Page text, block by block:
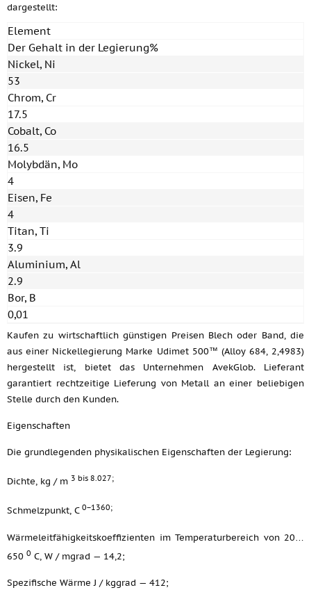
dargestellt:
Element
Der Gehalt in der Legierung%
Nickel, Ni
53
Chrom, Cr
17.5
Cobalt, Co
16.5
Molybdän, Mo
4
Eisen, Fe
4
Titan, Ti
3.9
Aluminium, Al
2.9
Bor, B
0,01
Kaufen zu wirtschaftlich günstigen Preisen Blech oder Band, die
aus einer Nickellegierung Marke Udimet 500™ (Alloy 684, 2,4983)
hergestellt ist, bietet das Unternehmen AvekGlob. Lieferant
garantiert rechtzeitige Lieferung von Metall an einer beliebigen
Stelle durch den Kunden.
Eigenschaften
Die grundlegenden physikalischen Eigenschaften der Legierung:
Dichte, kg / m 3 bis 8.027;
Schmelzpunkt, C 0−1360;
Wärmeleitfähigkeitskoeffizienten im Temperaturbereich von 20…
650 0 C, W / mgrad — 14,2;
Spezifische Wärme J / kggrad — 412;